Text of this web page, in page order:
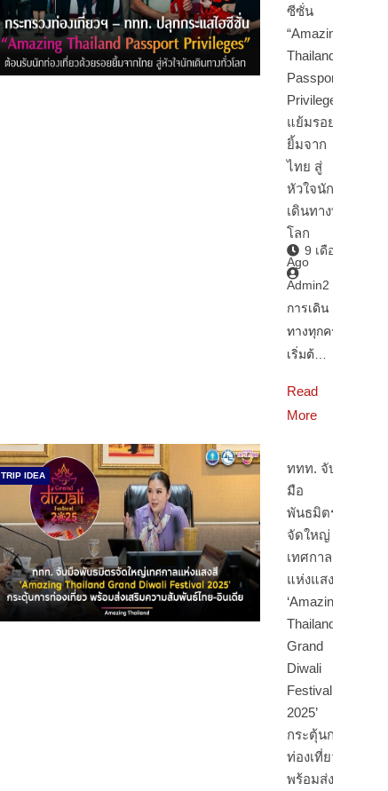
ซีซั่น
“Amazing
Thailand
Passport
Privileges”
แย้มรอย
ยิ้มจาก
ไทย สู่
หัวใจนัก
เดินทางทั่ว
โลก
9 เดือน
Ago
Admin2
การเดิน
ทางทุกครั้ง
เริ่มต้…
Read
More
TRIP IDEA
ททท. จับ
มือ
พันธมิตร
จัดใหญ่
เทศกาล
แห่งแสงสี
‘Amazing
Thailand
Grand
Diwali
Festival
2025’
กระตุ้นการ
ท่องเที่ยว
พร้อมส่ง